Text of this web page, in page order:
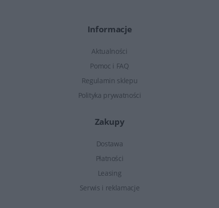
Informacje
Aktualności
Pomoc i FAQ
Regulamin sklepu
Polityka prywatności
Zakupy
Dostawa
Płatności
Leasing
Serwis i reklamacje